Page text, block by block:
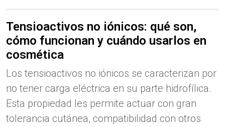
Tensioactivos no iónicos: qué son,
cómo funcionan y cuándo usarlos en
cosmética
Los tensioactivos no iónicos se caracterizan por
no tener carga eléctrica en su parte hidrofílica.
Esta propiedad les permite actuar con gran
tolerancia cutánea, compatibilidad con otros